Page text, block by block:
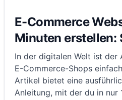
E-Commerce
Minuten erstellen:
In der digitalen Welt ist der
E-Commerce-Shops
Artikel bietet eine
Anleitung, mit der du in nur